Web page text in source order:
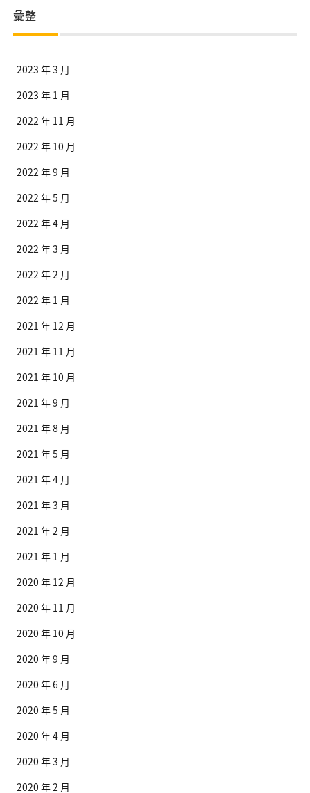
彙整
2023 年 3 月
2023 年 1 月
2022 年 11 月
2022 年 10 月
2022 年 9 月
2022 年 5 月
2022 年 4 月
2022 年 3 月
2022 年 2 月
2022 年 1 月
2021 年 12 月
2021 年 11 月
2021 年 10 月
2021 年 9 月
2021 年 8 月
2021 年 5 月
2021 年 4 月
2021 年 3 月
2021 年 2 月
2021 年 1 月
2020 年 12 月
2020 年 11 月
2020 年 10 月
2020 年 9 月
2020 年 6 月
2020 年 5 月
2020 年 4 月
2020 年 3 月
2020 年 2 月